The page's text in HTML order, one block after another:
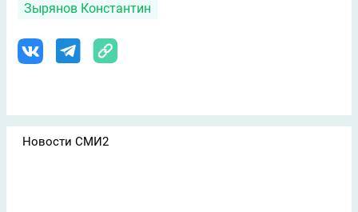
Зырянов Константин
Новости СМИ2